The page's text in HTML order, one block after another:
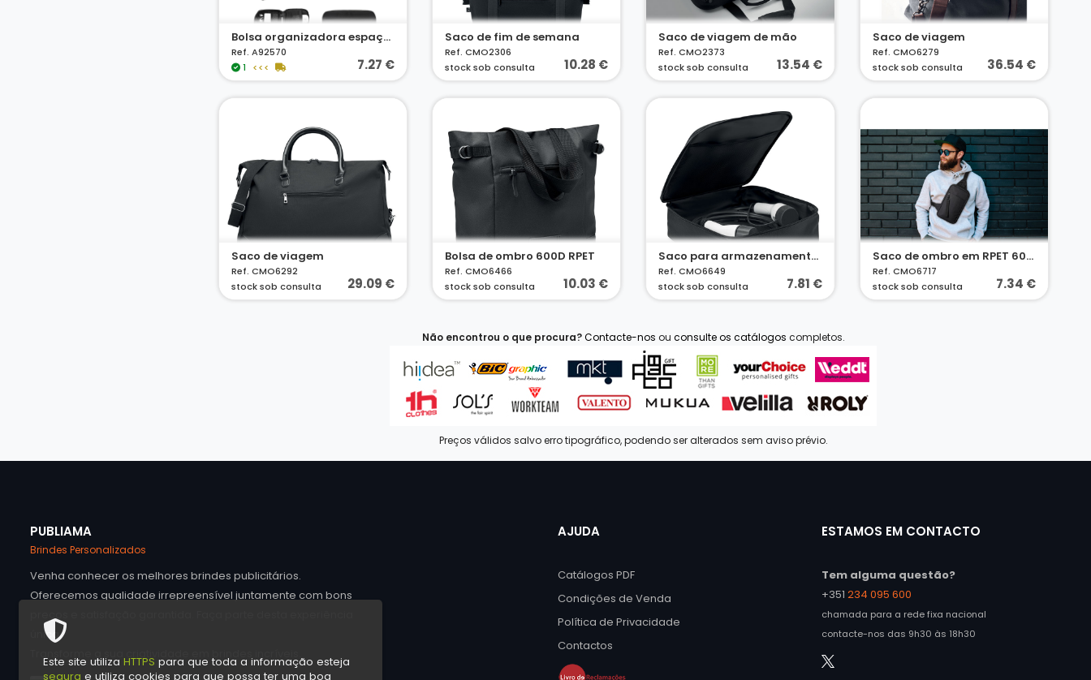
Este site utiliza HTTPS para que toda a informação esteja
segura e utiliza cookies para que possa ter uma boa
Bolsa organizadora espaçosa para acessórios tecnológicos em sarja com revestimento repelente à água e poliéster reciclado 600D
Ref. A92570
1
<<< 7.27 €
Saco de fim de semana
Ref. CMO2306
stock sob consulta
10.28 €
Saco de viagem de mão
Ref. CMO2373
stock sob consulta
13.54 €
Saco de viagem
Ref. CMO6279
stock sob consulta
36.54 €
Saco de viagem
Ref. CMO6292
stock sob consulta
29.09 €
Bolsa de ombro 600D RPET
Ref. CMO6466
stock sob consulta
10.03 €
Saco para armazenamento de cabo de carregamento 600D RPET
Ref. CMO6649
stock sob consulta
7.81 €
Saco de ombro em RPET 600D
Ref. CMO6717
stock sob consulta
7.34 €
Não encontrou o que procura?Contacte-nos ou consulte os catálogos completos.
Preços válidos salvo erro tipográfico, podendo ser alterados sem aviso prévio.
PUBLIAMA
Brindes Personalizados
Venha conhecer os melhores brindes publicitários.
Oferecemos qualidade irrepreensível juntamente com bons
preços e satisfação garantida. Faça parte desta experiência
única.
AJUDA
Catálogos PDF
Condições de Venda
Política de Privacidade
Contactos
ESTAMOS EM CONTACTO
Tem alguma questão?
+351 234 095 600
chamada para a rede fixa nacional
contacte-nos das 9h30 às 18h30